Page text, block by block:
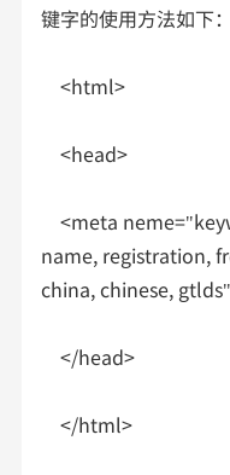
键字的使用方法如下：
<html>
<head>
<meta
name, registration,
china, chinese,
</head>
</html>